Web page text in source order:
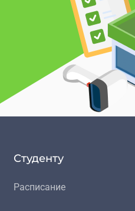
Студенту
Расписание